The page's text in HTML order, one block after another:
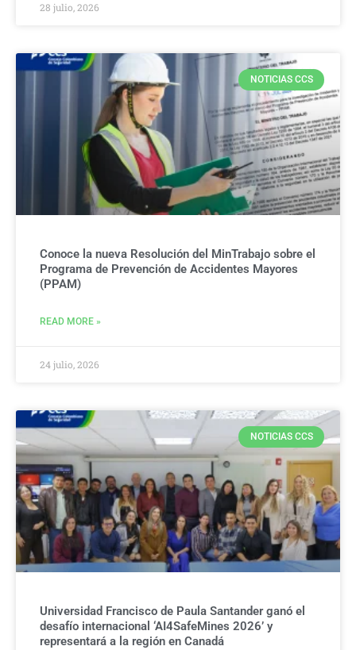
28 julio, 2026
NOTICIAS CCS
Conoce la nueva Resolución del MinTrabajo sobre el
Programa de Prevención de Accidentes Mayores
(PPAM)
READ MORE »
24 julio, 2026
NOTICIAS CCS
Universidad Francisco de Paula Santander ganó el
desafío internacional ‘AI4SafeMines 2026’ y
representará a la región en Canadá